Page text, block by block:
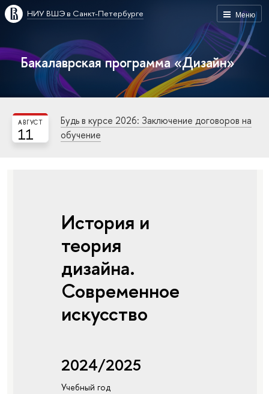
Меню
НИУ ВШЭ в Санкт-Петербурге
Бакалаврская программа «Дизайн»
11
АВГУСТ
Будь в курсе 2026: Заключение договоров на
обучение
История и
теория
дизайна.
Современное
искусство
2024/2025
Учебный год